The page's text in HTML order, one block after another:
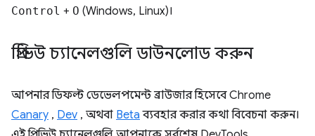
Control + O (Windows, Linux)।
প্রিভিউ চ্যানেলগুলি ডাউনলোড করুন
আপনার ডিফল্ট ডেভেলপমেন্ট ব্রাউজার হিসেবে Chrome
Canary , Dev , অথবা Beta ব্যবহার করার কথা বিবেচনা করুন।